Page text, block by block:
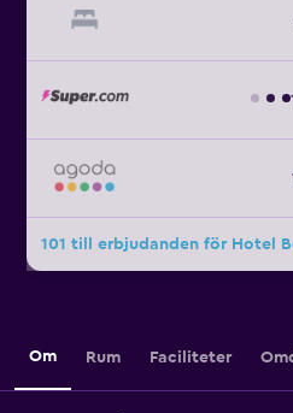
101 till erbjudanden för Hotel
Om Rum Faciliteter